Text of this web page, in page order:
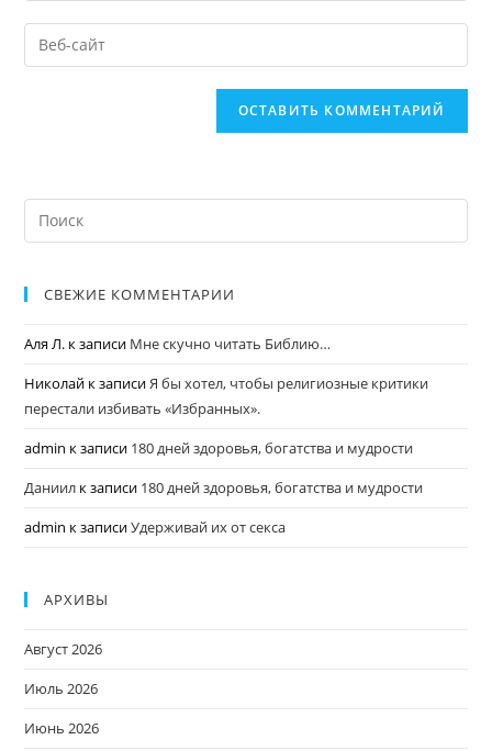
СВЕЖИЕ КОММЕНТАРИИ
Аля Л. к записи Мне скучно читать Библию…
Николай к записиЯ бы хотел, чтобы религиозные критики
перестали избивать «Избранных».
admin к записи 180 дней здоровья, богатства и мудрости
Даниил к записи 180 дней здоровья, богатства и мудрости
admin к записиУдерживай их от секса
АРХИВЫ
Август 2026
Июль 2026
Июнь 2026